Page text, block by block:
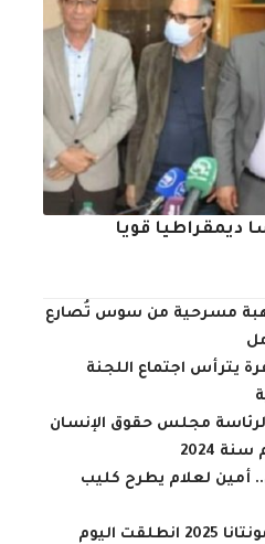
قويا
مسرحية من سوس تُصارع
يترأس اجتماع اللجنة
لرئاسة مجلس حقوق الإنسان
2024
أمين لعلام يطرح كليب
أشغال منتدي كرانس مونتانا 2025 انطلقت اليوم